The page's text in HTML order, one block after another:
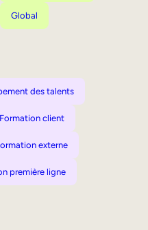
Global
des talents
Formation client
externe
première ligne